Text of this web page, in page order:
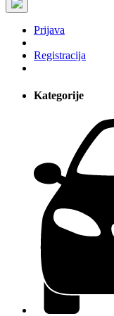
Prijava
Registracija
Kategorije